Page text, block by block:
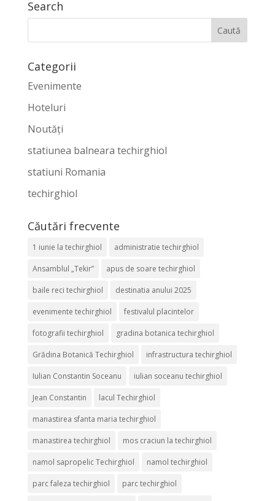
Search
Categorii
Evenimente
Hoteluri
Noutăți
statiunea balneara techirghiol
statiuni Romania
techirghiol
Căutări frecvente
1 iunie la techirghiol administratie techirghiol
Ansamblul „Tekir” apus de soare techirghiol
baile reci techirghiol destinatia anului 2025
evenimente techirghiol festivalul placintelor
fotografii techirghiol gradina botanica techirghiol
Grădina Botanică Techirghiol infrastructura techirghiol
Iulian Constantin Soceanu iulian soceanu techirghiol
Jean Constantin lacul Techirghiol
manastirea sfanta maria techirghiol
manastirea techirghiol mos craciun la techirghiol
namol sapropelic Techirghiol namol techirghiol
parc faleza techirghiol parc techirghiol